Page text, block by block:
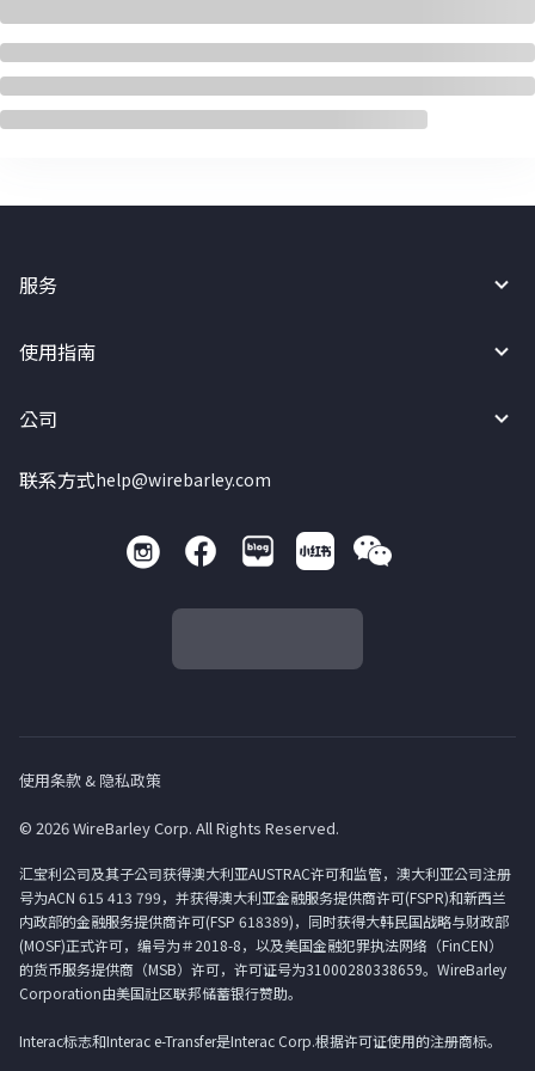
服务
使用指南
公司
联系方式help@wirebarley.com
使用条款 & 隐私政策
© 2026 WireBarley Corp. All Rights Reserved.
汇宝利公司及其子公司获得澳大利亚AUSTRAC许可和监管，澳大利亚公司注册
号为ACN 615 413 799，并获得澳大利亚金融服务提供商许可(FSPR)和新西兰
内政部的金融服务提供商许可(FSP 618389)，同时获得大韩民国战略与财政部
(MOSF)正式许可，编号为＃2018-8，以及美国金融犯罪执法网络（FinCEN）
的货币服务提供商（MSB）许可，许可证号为31000280338659。WireBarley
Corporation由美国社区联邦储蓄银行赞助。
Interac标志和Interac e-Transfer是Interac Corp.根据许可证使用的注册商标。